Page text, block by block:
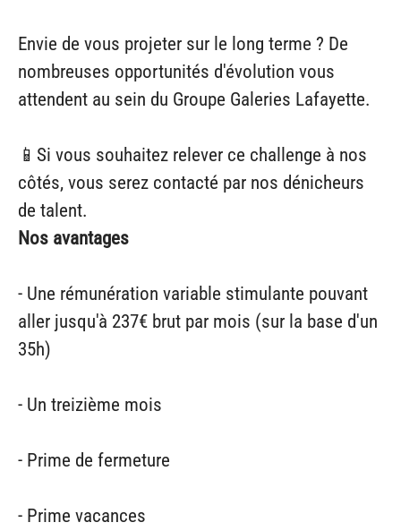
Envie de vous projeter sur le long terme ? De
nombreuses opportunités d'évolution vous
attendent au sein du Groupe Galeries Lafayette.
📱Si vous souhaitez relever ce challenge à nos
côtés, vous serez contacté par nos dénicheurs
de talent.
Nos avantages
- Une rémunération variable stimulante pouvant
aller jusqu'à 237€ brut par mois (sur la base d'un
35h)
- Un treizième mois
- Prime de fermeture
- Prime vacances